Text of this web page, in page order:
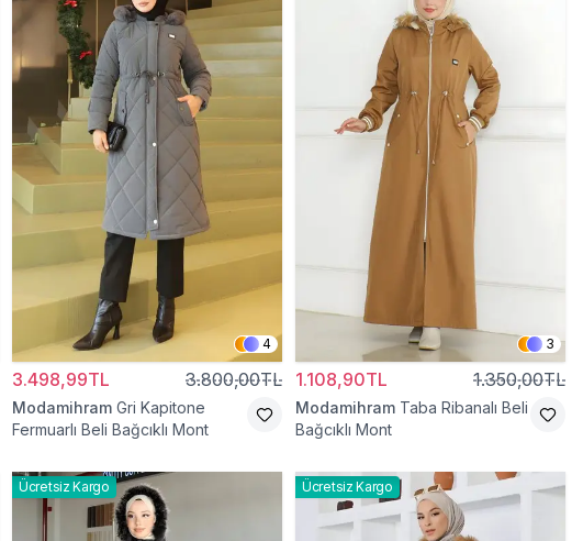
4
3.498,99TL 3.800,00TL
Modamihram Gri Kapitone
Fermuarlı Beli Bağcıklı Mont
3
1.108,90TL 1.350,00TL
Modamihram Taba Ribanalı Beli
Bağcıklı Mont
Ücretsiz Kargo Ücretsiz Kargo